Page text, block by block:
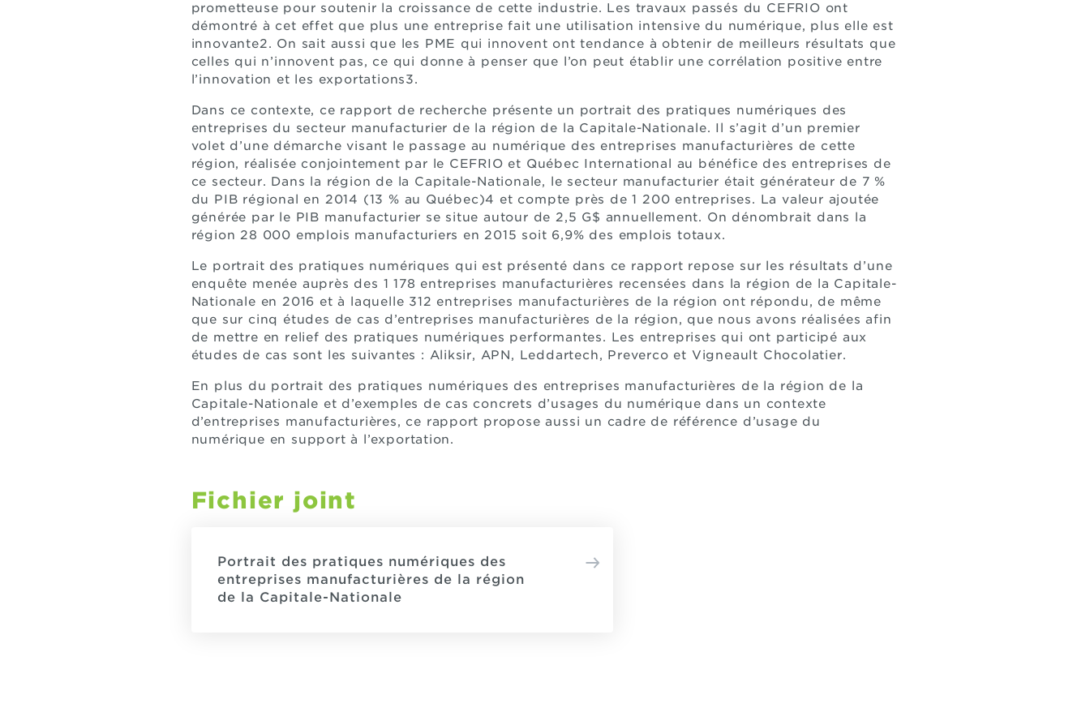
prometteuse pour soutenir la croissance de cette industrie. Les travaux passés du CEFRIO ont
démontré à cet effet que plus une entreprise fait une utilisation intensive du numérique, plus elle est
innovante2. On sait aussi que les PME qui innovent ont tendance à obtenir de meilleurs résultats que
celles qui n’innovent pas, ce qui donne à penser que l’on peut établir une corrélation positive entre
l’innovation et les exportations3.
Dans ce contexte, ce rapport de recherche présente un portrait des pratiques numériques des
entreprises du secteur manufacturier de la région de la Capitale-Nationale. Il s’agit d’un premier
volet d’une démarche visant le passage au numérique des entreprises manufacturières de cette
région, réalisée conjointement par le CEFRIO et Québec International au bénéfice des entreprises de
ce secteur. Dans la région de la Capitale-Nationale, le secteur manufacturier était générateur de 7 %
du PIB régional en 2014 (13 % au Québec)4 et compte près de 1 200 entreprises. La valeur ajoutée
générée par le PIB manufacturier se situe autour de 2,5 G$ annuellement. On dénombrait dans la
région 28 000 emplois manufacturiers en 2015 soit 6,9% des emplois totaux.
Le portrait des pratiques numériques qui est présenté dans ce rapport repose sur les résultats d’une
enquête menée auprès des 1 178 entreprises manufacturières recensées dans la région de la Capitale-
Nationale en 2016 et à laquelle 312 entreprises manufacturières de la région ont répondu, de même
que sur cinq études de cas d’entreprises manufacturières de la région, que nous avons réalisées afin
de mettre en relief des pratiques numériques performantes. Les entreprises qui ont participé aux
études de cas sont les suivantes : Aliksir, APN, Leddartech, Preverco et Vigneault Chocolatier.
En plus du portrait des pratiques numériques des entreprises manufacturières de la région de la
Capitale-Nationale et d’exemples de cas concrets d’usages du numérique dans un contexte
d’entreprises manufacturières, ce rapport propose aussi un cadre de référence d’usage du
numérique en support à l’exportation.
Fichier joint
Portrait des pratiques numériques des
entreprises manufacturières de la région
de la Capitale-Nationale